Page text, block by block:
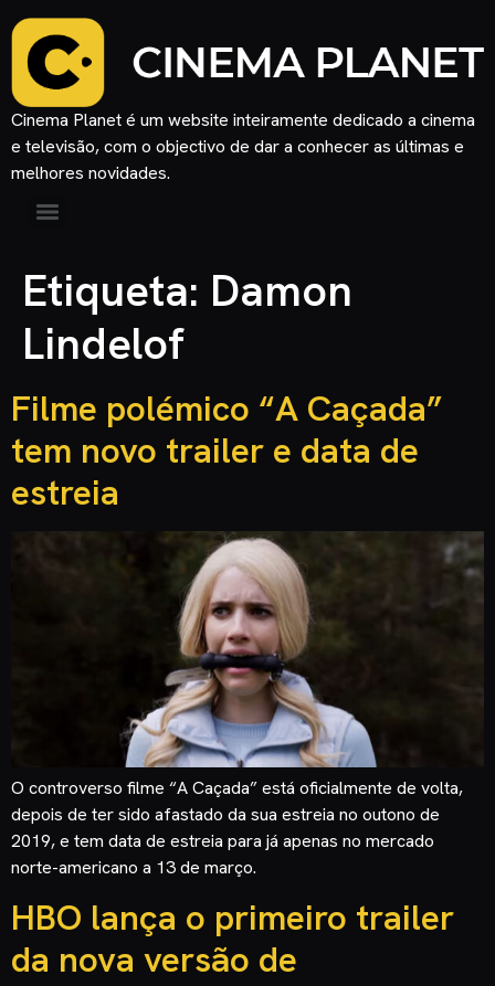
Cinema Planet é um website inteiramente dedicado a cinema
e televisão, com o objectivo de dar a conhecer as últimas e
melhores novidades.
Etiqueta: Damon
Lindelof
Filme polémico “A Caçada”
tem novo trailer e data de
estreia
O controverso filme “A Caçada” está oficialmente de volta,
depois de ter sido afastado da sua estreia no outono de
2019, e tem data de estreia para já apenas no mercado
norte-americano a 13 de março.
HBO lança o primeiro trailer
da nova versão de